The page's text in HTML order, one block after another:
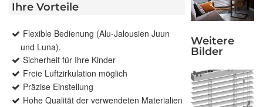
Ihre Vorteile
Flexible Bedienung (Alu-Jalousien Juun
und Luna).
Sicherheit für Ihre Kinder
Freie Luftzirkulation möglich
Präzise Einstellung
Hohe Qualität der verwendeten Materialien
Weitere
Bilder